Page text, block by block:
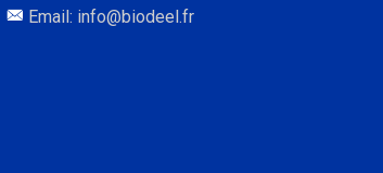
Email: info@biodeel.fr